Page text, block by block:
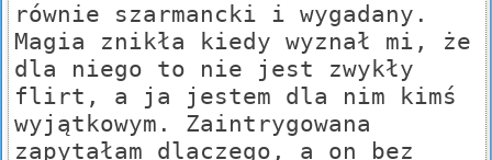
równie szarmancki i wygadany.
Magia znikła kiedy wyznał mi, że
dla niego to nie jest zwykły
flirt, a ja jestem dla nim kimś
wyjątkowym. Zaintrygowana
zapytałam dlaczego, a on bez